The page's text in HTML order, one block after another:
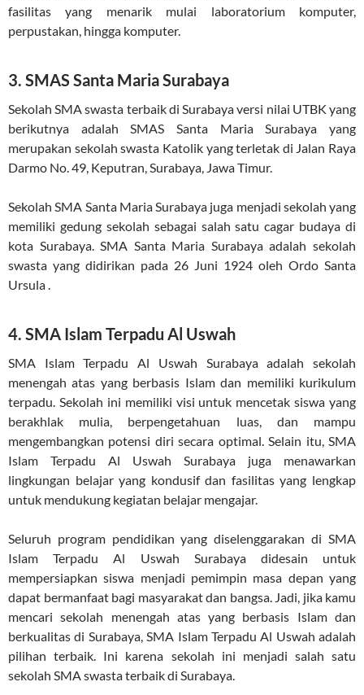
fasilitas yang menarik mulai laboratorium komputer,
perpustakan, hingga komputer.
3. SMAS Santa Maria Surabaya
Sekolah SMA swasta terbaik di Surabaya versi nilai UTBK yang
berikutnya adalah SMAS Santa Maria Surabaya yang
merupakan sekolah swasta Katolik yang terletak di Jalan Raya
Darmo No. 49, Keputran, Surabaya, Jawa Timur.
Sekolah SMA Santa Maria Surabaya juga menjadi sekolah yang
memiliki gedung sekolah sebagai salah satu cagar budaya di
kota Surabaya. SMA Santa Maria Surabaya adalah sekolah
swasta yang didirikan pada 26 Juni 1924 oleh Ordo Santa
Ursula .
4. SMA Islam Terpadu Al Uswah
SMA Islam Terpadu Al Uswah Surabaya adalah sekolah
menengah atas yang berbasis Islam dan memiliki kurikulum
terpadu. Sekolah ini memiliki visi untuk mencetak siswa yang
berakhlak mulia, berpengetahuan luas, dan mampu
mengembangkan potensi diri secara optimal. Selain itu, SMA
Islam Terpadu Al Uswah Surabaya juga menawarkan
lingkungan belajar yang kondusif dan fasilitas yang lengkap
untuk mendukung kegiatan belajar mengajar.
Seluruh program pendidikan yang diselenggarakan di SMA
Islam Terpadu Al Uswah Surabaya didesain untuk
mempersiapkan siswa menjadi pemimpin masa depan yang
dapat bermanfaat bagi masyarakat dan bangsa. Jadi, jika kamu
mencari sekolah menengah atas yang berbasis Islam dan
berkualitas di Surabaya, SMA Islam Terpadu Al Uswah adalah
pilihan terbaik. Ini karena sekolah ini menjadi salah satu
sekolah SMA swasta terbaik di Surabaya.